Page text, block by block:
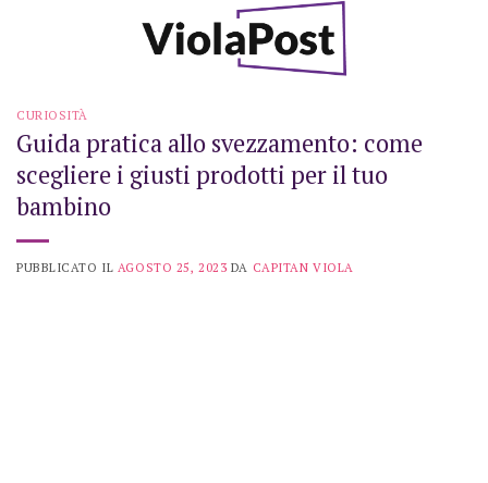
CURIOSITÀ
Guida pratica allo svezzamento: come
scegliere i giusti prodotti per il tuo
bambino
PUBBLICATO IL AGOSTO 25, 2023 DA CAPITAN VIOLA